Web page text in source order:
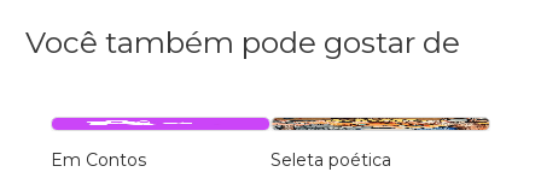
Você também pode gostar de
Em Contos
Seleta poética